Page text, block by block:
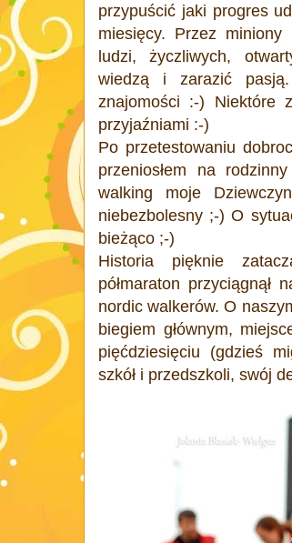
przypuścić jaki progres
miesięcy. Przez miniony
ludzi, życzliwych,
wiedzą i zarazić pasją.
znajomości :-) Niektóre
przyjaźniami :-)
Po przetestowaniu
przeniosłem na
walking moje
niebezbolesny ;-) O
bieżąco ;-)
Historia pięknie
półmaraton
nordic walkerów. O
biegiem głównym,
pięćdziesięciu (gdzieś
szkół i przedszkoli, swój